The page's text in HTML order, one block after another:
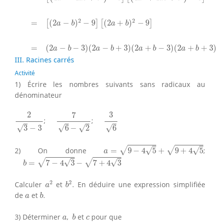
= (2a − b)2 − 9] (2a + b)2 − 9
= (2a − b − 3)(2a − b + 3)(2a + b − 3)(2a + b + 3)
III. Racines carrés
Activité
1) Écrire les nombres suivants sans radicaux au
dénominateur
2
√3 − 3
−3
;
7
√6 − √2
;
3
√6
2) On donnea = √9 − 4√5 + √9 + 4√5
45+9+45
;
b = √7 − 4√3 − √7 + 4√3
b= 43−7+43
Calculer a2
2 etb2
b2. En déduire une expression simplifiée
de a
a et b
b.
3) Déterminer a
a, b
b et c
c pour que